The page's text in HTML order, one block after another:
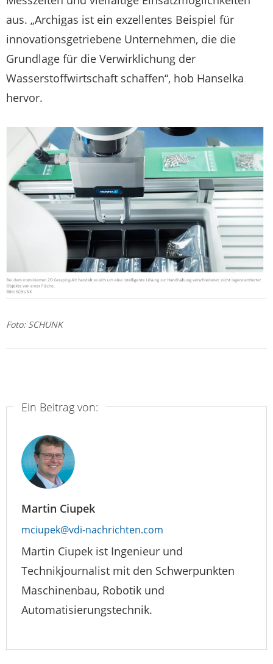
aus. „Archigas ist ein exzellentes Beispiel für
innovationsgetriebene Unternehmen, die die
Grundlage für die Verwirklichung der
Wasserstoffwirtschaft schaffen“, hob Hanselka
hervor.
Foto: SCHUNK
Ein Beitrag von:
Martin Ciupek
mciupek@vdi-nachrichten.com
Martin Ciupek ist Ingenieur und
Technikjournalist mit den Schwerpunkten
Maschinenbau, Robotik und
Automatisierungstechnik.